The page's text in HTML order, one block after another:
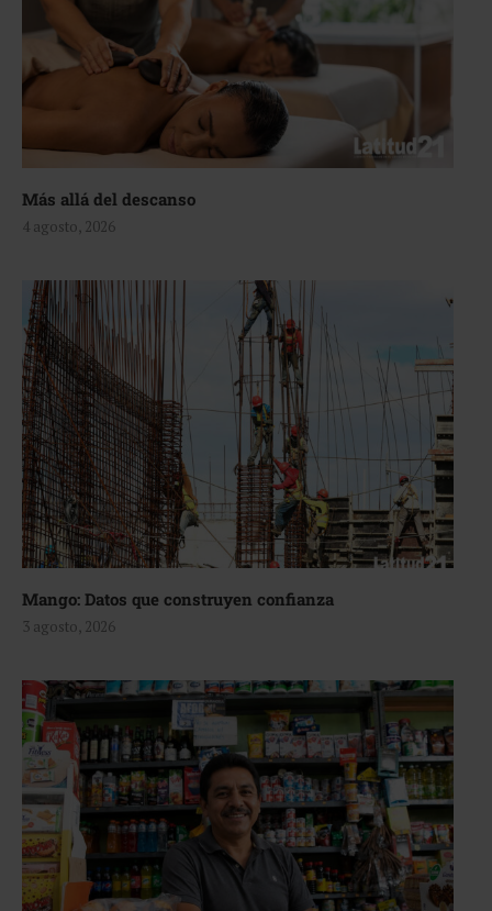
Más allá del descanso
4 agosto, 2026
Mango: Datos que construyen confianza
3 agosto, 2026